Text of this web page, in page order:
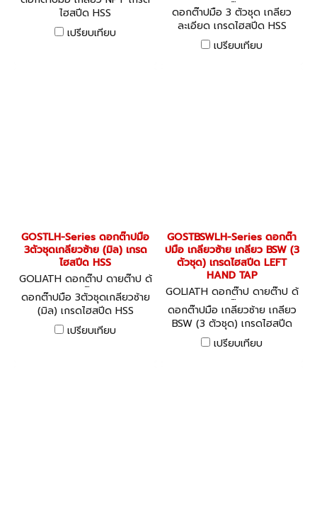
ไฮสปีด HSS
เปรียบเทียบ
ามต๊าป
ดอกต๊าปมือ 3 ตัวชุด เกลียว
ละเอียด เกรดไฮสปีด HSS
เปรียบเทียบ
GOSTLH-Series ดอกต๊าปมือ
3ตัวชุดเกลียวซ้าย (มิล) เกรด
ไฮสปีด HSS
GOLIATH ดอกต๊าป ดายต๊าป ด้
ามต๊าป
ดอกต๊าปมือ 3ตัวชุดเกลียวซ้าย
(มิล) เกรดไฮสปีด HSS
เปรียบเทียบ
GOSTBSWLH-Series ดอกต๊า
ปมือ เกลียวซ้าย เกลียว BSW (3
ตัวชุด) เกรดไฮสปีด LEFT
HAND TAP
GOLIATH ดอกต๊าป ดายต๊าป ด้
ามต๊าป
ดอกต๊าปมือ เกลียวซ้าย เกลียว
BSW (3 ตัวชุด) เกรดไฮสปีด
LEFT HAND TAP
เปรียบเทียบ